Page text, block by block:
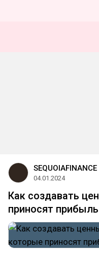
SEQUOIAFINANCE
04.01.2024
Как создавать
приносят прибыль